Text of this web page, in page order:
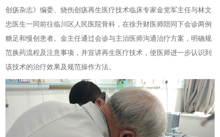
创疡杂志》编委、烧伤创疡再生医疗技术临床专家金党军主任与林文
忠医生一同前往临川区人民医院骨科，在徐升财医师陪同下会诊两例
糖足和慢创患者。金主任通过会诊与主治医师沟通治疗方案，明确规
范换药流程及注意事项，并宣讲再生医疗技术，使医师进一步认识到
该技术的治疗效果及规范操作方法。